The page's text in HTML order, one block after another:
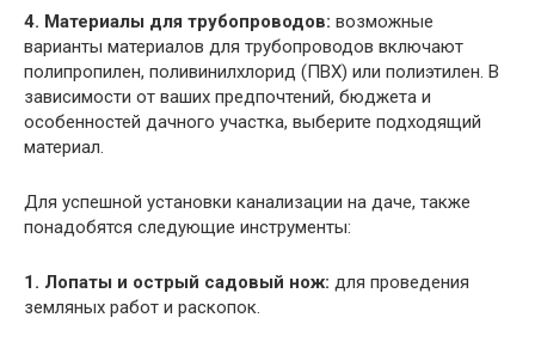
4. Материалы для трубопроводов: возможные
варианты материалов для трубопроводов включают
полипропилен, поливинилхлорид (ПВХ) или полиэтилен. В
зависимости от ваших предпочтений, бюджета и
особенностей дачного участка, выберите подходящий
материал.
Для успешной установки канализации на даче, также
понадобятся следующие инструменты:
1. Лопаты и острый садовый нож: для проведения
земляных работ и раскопок.